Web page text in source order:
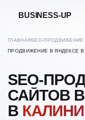
BUSINESS-UP
ГЛАВНАЯSEO-ПРОДВИЖЕНИЕ
ПРОДВИЖЕНИЕ В ЯНДЕКСЕ В
SEO-
САЙТОВ
В